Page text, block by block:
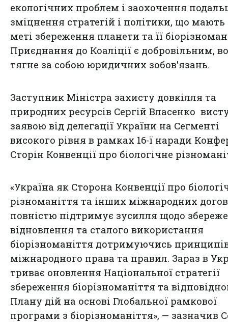
екологічних проблем і заохочення
зміцнення стратегій і політики, що мають
меті збереження планети та її
Приєднання до Коаліції є добровільним,
тягне за собою юридичних зобов'язань.
Заступник Міністра захисту довкілля та
природних ресурсів Сергій Власенко
заявою від делегації України на Сегменті
високого рівня в рамках 16-ї наради
Сторін Конвенції про біологічне
«Україна як Сторона Конвенції про
різноманіття та інших міжнародних
повністю підтримує зусилля щодо
відновлення та сталого використання
біорізноманіття дотримуючись
міжнародного права та правил. Зараз в
триває оновлення Національної стратегії
збереження біорізноманіття та
Плану дій на основі Глобальної рамкової
програми з біорізноманіття», — зазначив